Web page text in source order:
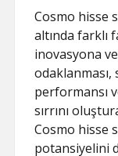
Cosmo hisse
altında farklı
inovasyona
performansı
sırrını
Cosmo hisse
potansiyelini